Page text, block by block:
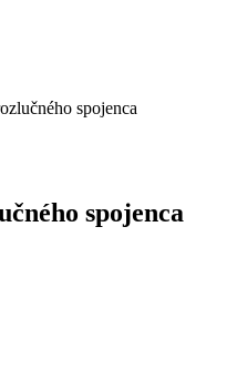
spojenca
spojenca